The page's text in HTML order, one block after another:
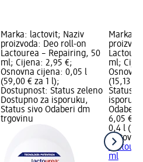
Marka: lactovit; Naziv
proizvoda: Deo roll-on
Lactourea – Repairing, 50
ml; Cijena: 2,95 €;
Osnovna cijena: 0,05 l
(59,00 € za 1 l);
Dostupnost: Status zeleno
Dostupno za isporuku,
Status sivo Odaberi dm
trgovinu
Marka:
ml;
(15,13 €
Status
Odaberi
6,05 €
0,4 l
lactovit
ml